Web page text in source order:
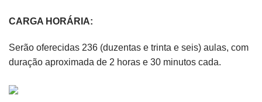
CARGA HORÁRIA:
Serão oferecidas 236 (duzentas e trinta e seis) aulas, com
duração aproximada de 2 horas e 30 minutos cada.